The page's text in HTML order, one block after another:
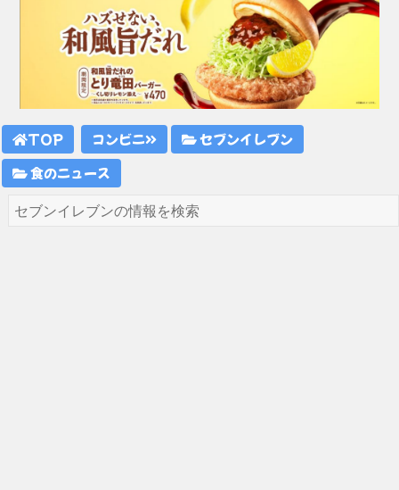
TOP コンビニ
セブンイレブン
食のニュース